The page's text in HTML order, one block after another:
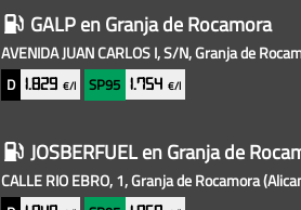
GALPen Granja de Rocamora
AVENIDA JUAN CARLOS I, S/N, Granja de
D 1.829 €/l SP95 1.754€/l
JOSBERFUELen Granja de
CALLE RIO EBRO, 1, Granja de Rocamora